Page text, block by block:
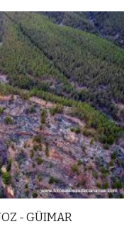
- GÜIMAR